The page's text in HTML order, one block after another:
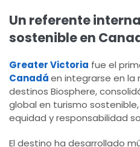
Un referente
sostenible en
Greater Victoria fue el
Canadáen integrarse en la
destinos Biosphere,
global en turismo
equidad y responsabilidad
El destino ha desarrollado